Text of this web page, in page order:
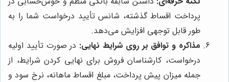
پرداخت اقساط گذشته، شانس تأیید درخواست شما را به
طور قابل توجهی افزایش می‌دهد.
مذاکره و توافق بر روی شرایط نهایی: در صورت تأیید اولیه
درخواست، کارشناسان فروش برای نهایی کردن شرایط، از
جمله میزان پیش پرداخت، مبلغ اقساط ماهانه، نرخ سود و